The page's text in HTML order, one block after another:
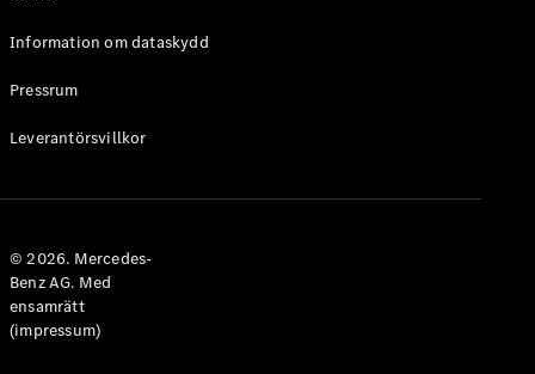
VLE Elektrisk
Mercedes-
Information om dataskydd
Pressrum
Leverantörsvillkor
© 2026. Mercedes-
Benz AG. Med
ensamrätt
(impressum)